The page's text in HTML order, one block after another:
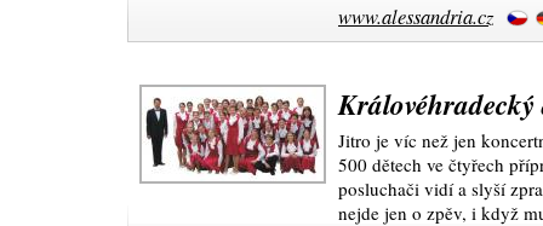
www.alessandria.cz
Královéhradecký
Jitro je víc než jen
500 dětech ve čtyřech
posluchači vidí a slyší
nejde jen o zpěv, i když